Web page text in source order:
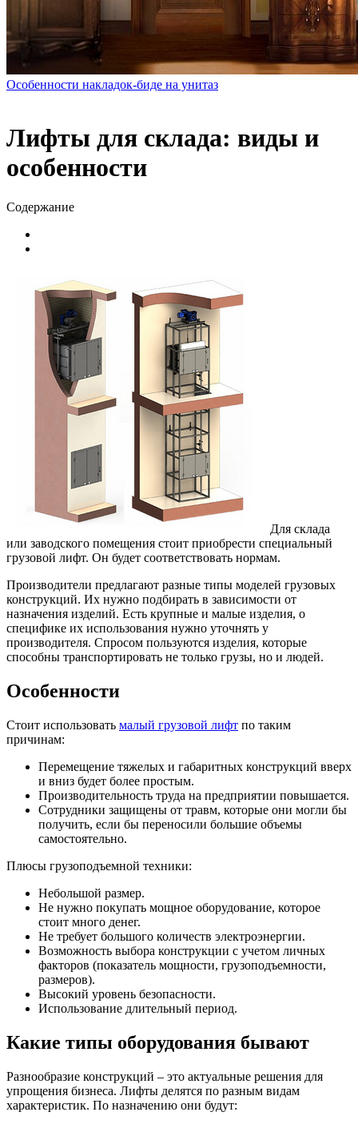
Особенности накладок-биде на унитаз
Лифты для склада: виды и
особенности
Содержание
Для склада
или заводского помещения стоит приобрести специальный
грузовой лифт. Он будет соответствовать нормам.
Производители предлагают разные типы моделей грузовых
конструкций. Их нужно подбирать в зависимости от
назначения изделий. Есть крупные и малые изделия, о
специфике их использования нужно уточнять у
производителя. Спросом пользуются изделия, которые
способны транспортировать не только грузы, но и людей.
Особенности
Стоит использовать малый грузовой лифт по таким
причинам:
Перемещение тяжелых и габаритных конструкций вверх
и вниз будет более простым.
Производительность труда на предприятии повышается.
Сотрудники защищены от травм, которые они могли бы
получить, если бы переносили большие объемы
самостоятельно.
Плюсы грузоподъемной техники:
Небольшой размер.
Не нужно покупать мощное оборудование, которое
стоит много денег.
Не требует большого количеств электроэнергии.
Возможность выбора конструкции с учетом личных
факторов (показатель мощности, грузоподъемности,
размеров).
Высокий уровень безопасности.
Использование длительный период.
Какие типы оборудования бывают
Разнообразие конструкций – это актуальные решения для
упрощения бизнеса. Лифты делятся по разным видам
характеристик. По назначению они будут: